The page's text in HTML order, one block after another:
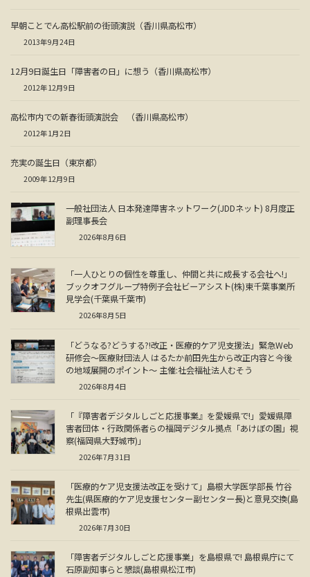
早朝ことでん高松駅前の街頭演説（香川県高松市）
2013年9月24日
12月9日誕生日「障害者の日」に想う（香川県高松市）
2012年12月9日
高松市内での新春街頭演説会 （香川県高松市）
2012年1月2日
充実の誕生日（東京都）
2009年12月9日
一般社団法人 日本発達障害ネットワーク(JDDネット) 8月度正
副理事長会
2026年8月6日
「一人ひとりの個性を尊重し、仲間と共に成長する会社へ!」
ブックオフグループ特例子会社ビーアシスト(株)東千葉事業所
見学会(千葉県千葉市)
2026年8月5日
「どうなる?どうする?!改正・医療的ケア児支援法」緊急Web
研修会～医療財団法人 はるたか前田先生から改正内容と今後
の地域展開のポイント～ 主催:社会福祉法人むそう
2026年8月4日
「『障害者デジタルしごと応援事業』を愛媛県で!」愛媛県障
害者団体・行政関係者らの福岡デジタル拠点「あけぼの園」視
察(福岡県大野城市)」
2026年7月31日
「医療的ケア児支援法改正を受けて」島根大学医学部長 竹谷
先生(県医療的ケア児支援センター副センター長)と意見交換(島
根県出雲市)
2026年7月30日
「障害者デジタルしごと応援事業」を島根県で! 島根県庁にて
石原副知事らと懇談(島根県松江市)